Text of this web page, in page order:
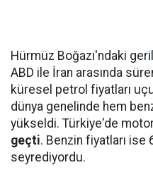
Hürmüz Boğazı'ndaki
ABD ile İran arasında
küresel petrol fiyatları
dünya genelinde hem
yükseldi. Türkiye'de
geçti. Benzin fiyatları ise
seyrediyordu.